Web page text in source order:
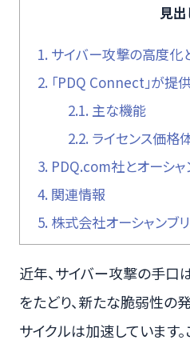
見出
1. サイバー攻撃の高度
2. 「PDQ Connect」が提
2.1. 主な機能
2.2. ライセンス価格
3. PDQ.com社とオーシャ
4. 関連情報
5. 株式会社オーシャンブ
近年、サイバー攻撃の手口
をたどり、新たな脆弱性の
サイクルは加速しています